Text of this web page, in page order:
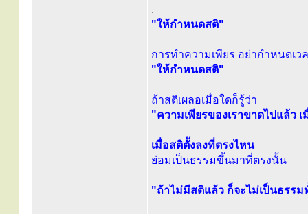
.
"ให้กำหนดสติ"
การทำความเพียร อย่ากำหนดเว
"ให้กำหนดสติ"
ถ้าสติเผลอเมื่อใดก็รู้ว่า
"ความเพียรของเราขาดไปแล้ว
เมื่อสติตั้งลงที่ตรงไหน
ย่อมเป็นธรรมขึ้นมาที่ตรงนั้น
"ถ้าไม่มีสติแล้ว ก็จะไม่เป็นธรร